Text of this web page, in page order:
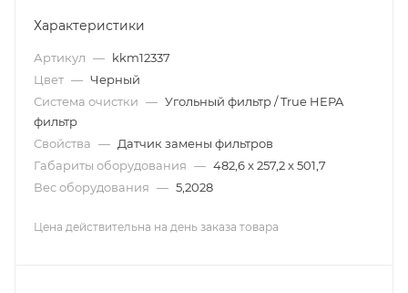
Характеристики
Артикул — kkm12337
Цвет — Черный
Система очистки — Угольный фильтр / True HEPA
фильтр
Свойства — Датчик замены фильтров
Габариты оборудования — 482,6 x 257,2 x 501,7
Вес оборудования — 5,2028
Цена действительна на день заказа товара